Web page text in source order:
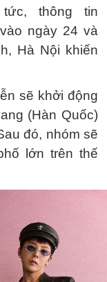
thông tin
ngày 24 và
Hà Nội khiến
sẽ khởi động
(Hàn Quốc)
đó, nhóm sẽ
lớn trên thế